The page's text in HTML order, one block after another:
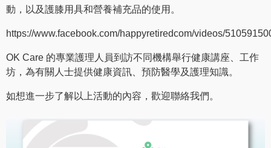
動，以及護膝用具和營養補充品的使用。
https://www.facebook.com/happyretiredcom/videos/
OK Care 的專業護理人員到訪不同機構舉行健康講座、工作
坊，為有關人士提供健康資訊、預防醫學及護理知識。
如想進一步了解以上活動的內容，歡迎聯絡我們。